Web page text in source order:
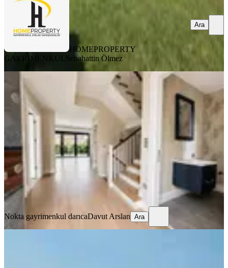
HOMEPROPERTY
GAYRİMENKUL Sebahattin Ölmez
Ara
Tuzla Marina Nın Yakının Da 5+2
550m2 Kiralık Villa
İstanbul, Tuzla
5+2·550 m² 05.08.2026
180.000 ₺
Nokta gayrimenkul darıca Davut Arslan
Ara
Nokta gayrimenkul darıcaDavut Arslan Ara